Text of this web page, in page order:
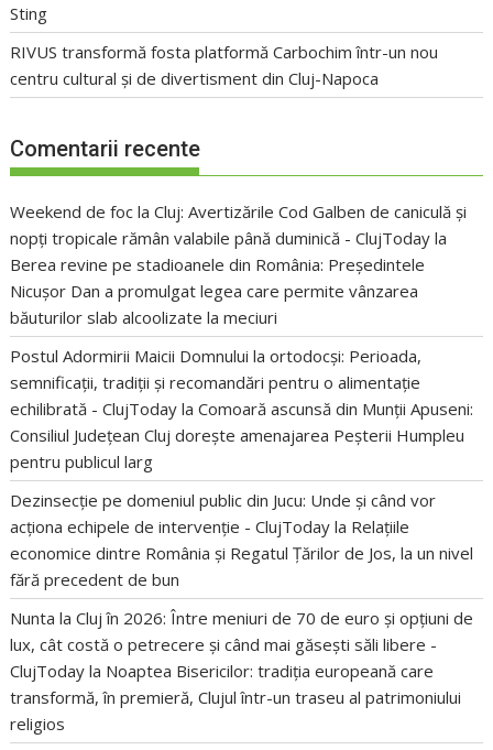
Sting
RIVUS transformă fosta platformă Carbochim într-un nou
centru cultural și de divertisment din Cluj-Napoca
Comentarii recente
Weekend de foc la Cluj: Avertizările Cod Galben de caniculă și
nopți tropicale rămân valabile până duminică - ClujToday la
Berea revine pe stadioanele din România: Președintele
Nicușor Dan a promulgat legea care permite vânzarea
băuturilor slab alcoolizate la meciuri
Postul Adormirii Maicii Domnului la ortodocși: Perioada,
semnificații, tradiții și recomandări pentru o alimentație
echilibrată - ClujToday laComoară ascunsă din Munții Apuseni:
Consiliul Județean Cluj dorește amenajarea Peșterii Humpleu
pentru publicul larg
Dezinsecție pe domeniul public din Jucu: Unde și când vor
acționa echipele de intervenție - ClujToday la Relațiile
economice dintre România și Regatul Țărilor de Jos, la un nivel
fără precedent de bun
Nunta la Cluj în 2026: Între meniuri de 70 de euro și opțiuni de
lux, cât costă o petrecere și când mai găsești săli libere -
ClujToday la Noaptea Bisericilor: tradiția europeană care
transformă, în premieră, Clujul într-un traseu al patrimoniului
religios